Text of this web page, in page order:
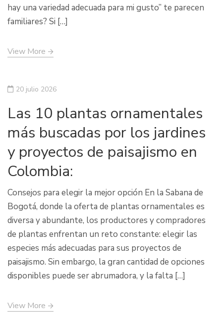
hay una variedad adecuada para mi gusto” te parecen
familiares? Si […]
View More
20 julio 2026
Las 10 plantas ornamentales
más buscadas por los jardines
y proyectos de paisajismo en
Colombia:
Consejos para elegir la mejor opción En la Sabana de
Bogotá, donde la oferta de plantas ornamentales es
diversa y abundante, los productores y compradores
de plantas enfrentan un reto constante: elegir las
especies más adecuadas para sus proyectos de
paisajismo. Sin embargo, la gran cantidad de opciones
disponibles puede ser abrumadora, y la falta […]
View More